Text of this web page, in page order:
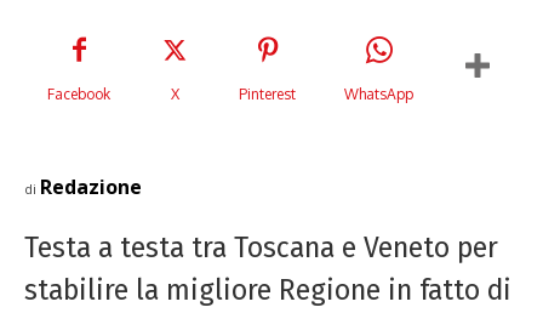
Facebook X Pinterest WhatsApp
di Redazione
Testa a testa tra Toscana e Veneto per
stabilire la migliore Regione in fatto di